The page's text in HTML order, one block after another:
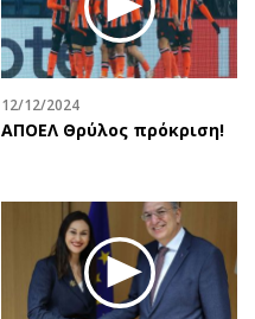
12/12/2024
ΑΠΟΕΛ Θρύλος πρόκριση!